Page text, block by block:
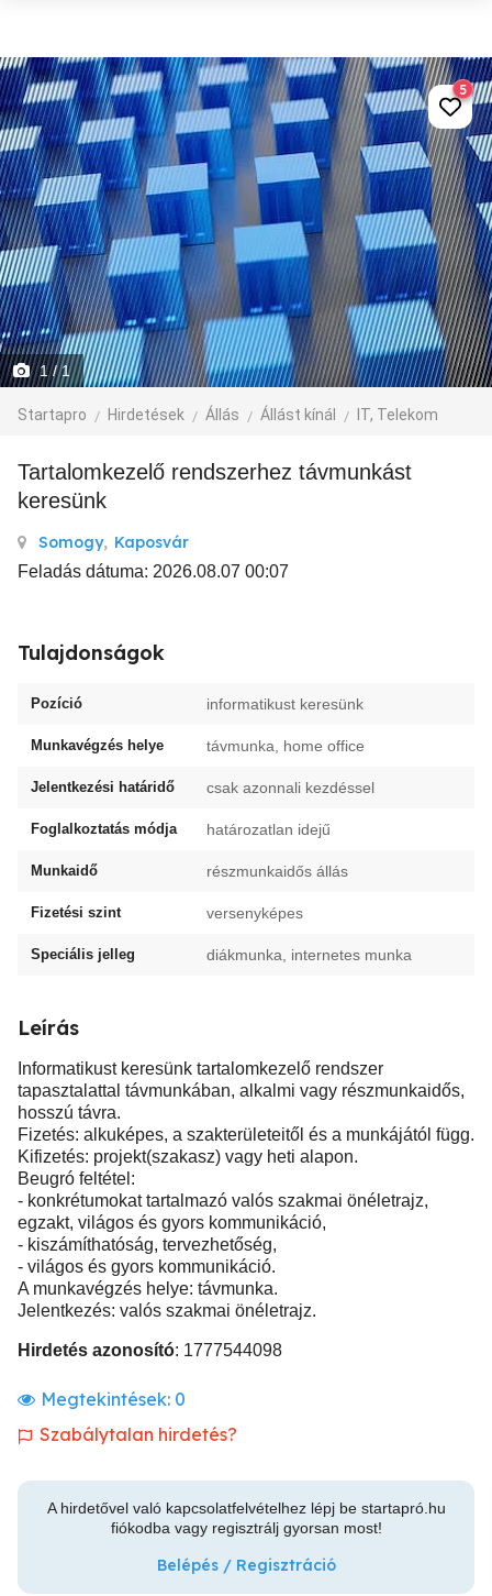
1/ 1
Startapro Hirdetések Állás Állást kínál IT, Telekom
5
Tartalomkezelő rendszerhez távmunkást
keresünk
Somogy, Kaposvár
Feladás dátuma: 2026.08.07 00:07
Tulajdonságok
Pozíció informatikust keresünk
Munkavégzés helye távmunka, home office
Jelentkezési határidő csak azonnali kezdéssel
Foglalkoztatás módja határozatlan idejű
Munkaidő részmunkaidős állás
Fizetési szint versenyképes
Speciális jelleg diákmunka, internetes munka
Leírás
Informatikust keresünk tartalomkezelő rendszer
tapasztalattal távmunkában, alkalmi vagy részmunkaidős,
hosszú távra.
Fizetés: alkuképes, a szakterületeitől és a munkájától függ.
Kifizetés: projekt(szakasz) vagy heti alapon.
Beugró feltétel:
- konkrétumokat tartalmazó valós szakmai önéletrajz,
egzakt, világos és gyors kommunikáció,
- kiszámíthatóság, tervezhetőség,
- világos és gyors kommunikáció.
A munkavégzés helye: távmunka.
Jelentkezés: valós szakmai önéletrajz.
Hirdetés azonosító: 1777544098
Megtekintések: 0
Szabálytalan hirdetés?
A hirdetővel való kapcsolatfelvételhez lépj be startapró.hu
fiókodba vagy regisztrálj gyorsan most!
Belépés / Regisztráció